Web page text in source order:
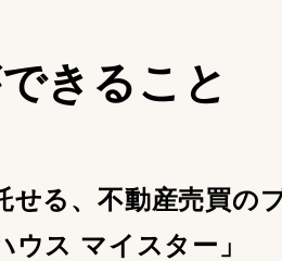
できること
せる、不動産売買の
ウス マイスター」